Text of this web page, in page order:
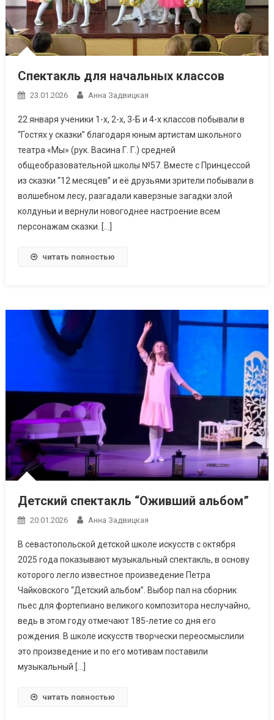
Спектакль для начальных классов
23.01.2026 Анна Задвицкая
22 января ученики 1-х, 2-х, 3-Б и 4-х классов побывали в
“Гостях у сказки” благодаря юным артистам школьного
театра «Мы» (рук. Васина Г. Г.) средней
общеобразовательной школы №57. Вместе с Принцессой
из сказки “12 месяцев” и её друзьями зрители побывали в
волшебном лесу, разгадали каверзные загадки злой
колдуньи и вернули новогоднее настроение всем
персонажам сказки. […]
читать полностью
Детский спектакль “Оживший альбом”
20.01.2026 Анна Задвицкая
В севастопольской детской школе искусств с октября
2025 года показывают музыкальный спектакль, в основу
которого легло известное произведение Петра
Чайковского “Детский альбом”. Выбор пал на сборник
пьес для фортепиано великого композитора неслучайно,
ведь в этом году отмечают 185-летие со дня его
рождения. В школе искусств творчески переосмыслили
это произведение и по его мотивам поставили
музыкальный […]
читать полностью